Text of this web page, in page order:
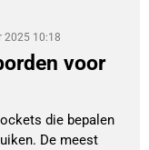
2025 10:18
voor
die bepalen
De meest